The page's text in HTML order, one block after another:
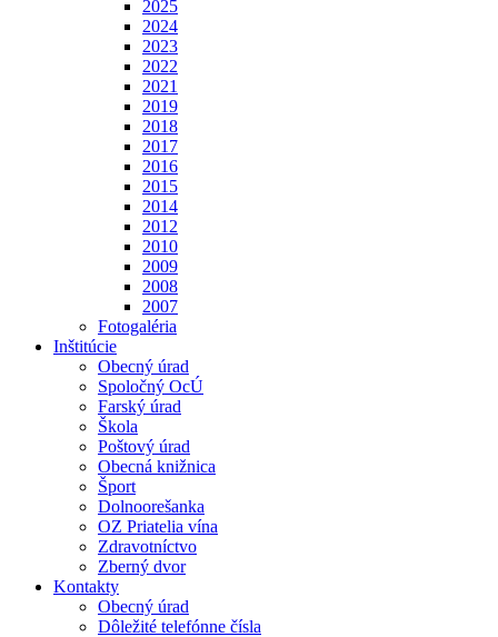
2025
2024
2023
2022
2021
2019
2018
2017
2016
2015
2014
2012
2010
2009
2008
2007
Fotogaléria
Inštitúcie
Obecný úrad
Spoločný OcÚ
Farský úrad
Škola
Poštový úrad
Obecná knižnica
Šport
Dolnoorešanka
OZ Priatelia vína
Zdravotníctvo
Zberný dvor
Kontakty
Obecný úrad
Dôležité telefónne čísla